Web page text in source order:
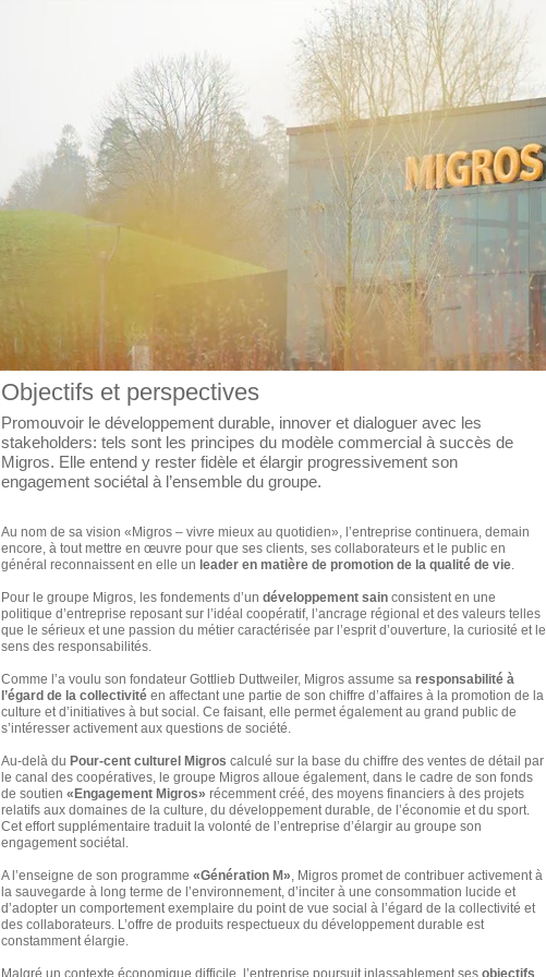
Objectifs et perspectives
Promouvoir le développement durable, innover et dialoguer avec les
stakeholders: tels sont les principes du modèle commercial à succès de
Migros. Elle entend y rester fidèle et élargir progressivement son
engagement sociétal à l’ensemble du groupe.
Au nom de sa vision «Migros – vivre mieux au quotidien», l’entreprise continuera, demain
encore, à tout mettre en œuvre pour que ses clients, ses collaborateurs et le public en
général reconnaissent en elle un leader en matière de promotion de la qualité de vie.
Pour le groupe Migros, les fondements d’un développement sain consistent en une
politique d’entreprise reposant sur l’idéal coopératif, l’ancrage régional et des valeurs telles
que le sérieux et une passion du métier caractérisée par l’esprit d’ouverture, la curiosité et le
sens des responsabilités.
Comme l’a voulu son fondateur Gottlieb Duttweiler, Migros assume sa responsabilité à
l’égard de la collectivité en affectant une partie de son chiffre d’affaires à la promotion de la
culture et d’initiatives à but social. Ce faisant, elle permet également au grand public de
s’intéresser activement aux questions de société.
Au-delà du Pour-cent culturel Migros calculé sur la base du chiffre des ventes de détail par
le canal des coopératives, le groupe Migros alloue également, dans le cadre de son fonds
de soutien «Engagement Migros» récemment créé, des moyens financiers à des projets
relatifs aux domaines de la culture, du développement durable, de l’économie et du sport.
Cet effort supplémentaire traduit la volonté de l’entreprise d’élargir au groupe son
engagement sociétal.
A l’enseigne de son programme «Génération M», Migros promet de contribuer activement à
la sauvegarde à long terme de l’environnement, d’inciter à une consommation lucide et
d’adopter un comportement exemplaire du point de vue social à l’égard de la collectivité et
des collaborateurs. L’offre de produits respectueux du développement durable est
constamment élargie.
Malgré un contexte économique difficile, l’entreprise poursuit inlassablement ses objectifs